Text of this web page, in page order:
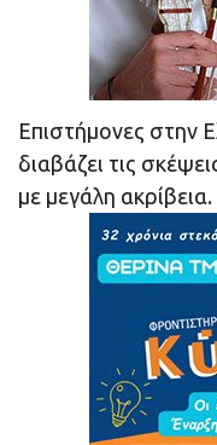
Επιστήμονες στην
διαβάζει τις
με μεγάλη ακρίβεια.